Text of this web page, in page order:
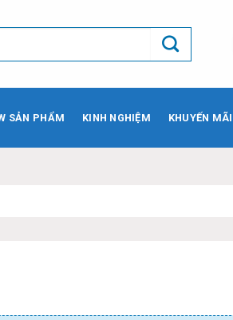
SẢN PHẨM KINH NGHIỆM KHUYẾN MÃI